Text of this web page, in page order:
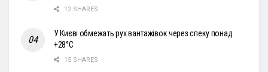
12 SHARES
У Києві обмежать рух вантажівок через спеку понад
+28°С
15 SHARES